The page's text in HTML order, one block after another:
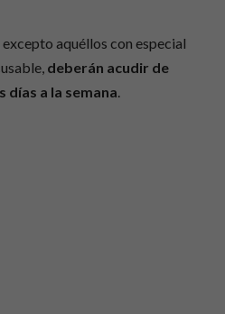
, excepto aquéllos con especial
deberán acudir de
días a la semana